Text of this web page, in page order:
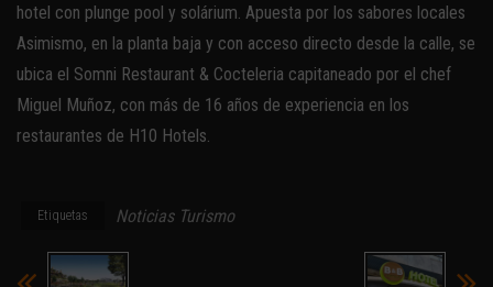
hotel con plunge pool y solárium. Apuesta por los sabores locales
Asimismo, en la planta baja y con acceso directo desde la calle, se
ubica el Somni Restaurant & Cocteleria capitaneado por el chef
Miguel Muñoz, con más de 16 años de experiencia en los
restaurantes de H10 Hotels.
Etiquetas Noticias Turismo